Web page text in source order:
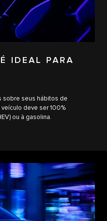
IDEAL PARA
sobre seus hábitos de
deve ser 100%
ou à gasolina.